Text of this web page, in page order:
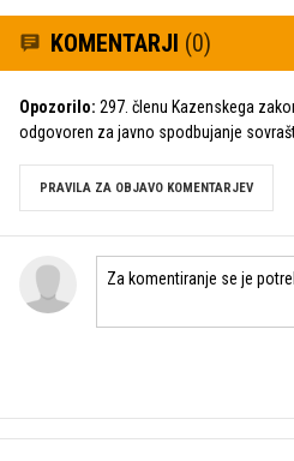
KOMENTARJI (0)
Opozorilo: 297. členu Kazenskega
odgovoren za javno spodbujanje
PRAVILA ZA OBJAVO KOMENTARJEV